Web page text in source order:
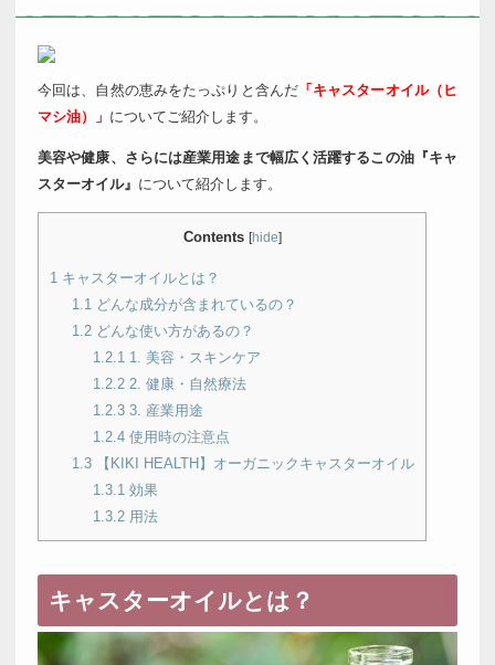
今回は、自然の恵みをたっぷりと含んだ「キャスターオイル（ヒ
マシ油）」 についてご紹介します。
美容や健康、さらには産業用途まで幅広く活躍するこの油『キャ
スターオイル』 について紹介します。
Contents [hide]
1 キャスターオイルとは？
1.1 どんな成分が含まれているの？
1.2どんな使い方があるの？
1.2.1 1. 美容・スキンケア
1.2.2 2. 健康・自然療法
1.2.3 3. 産業用途
1.2.4 使用時の注意点
1.3【KIKI HEALTH】オーガニックキャスターオイル
1.3.1 効果
1.3.2 用法
キャスターオイルとは？